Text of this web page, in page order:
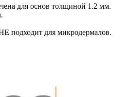
для основ толщиной 1.2 мм.
для микродермалов.